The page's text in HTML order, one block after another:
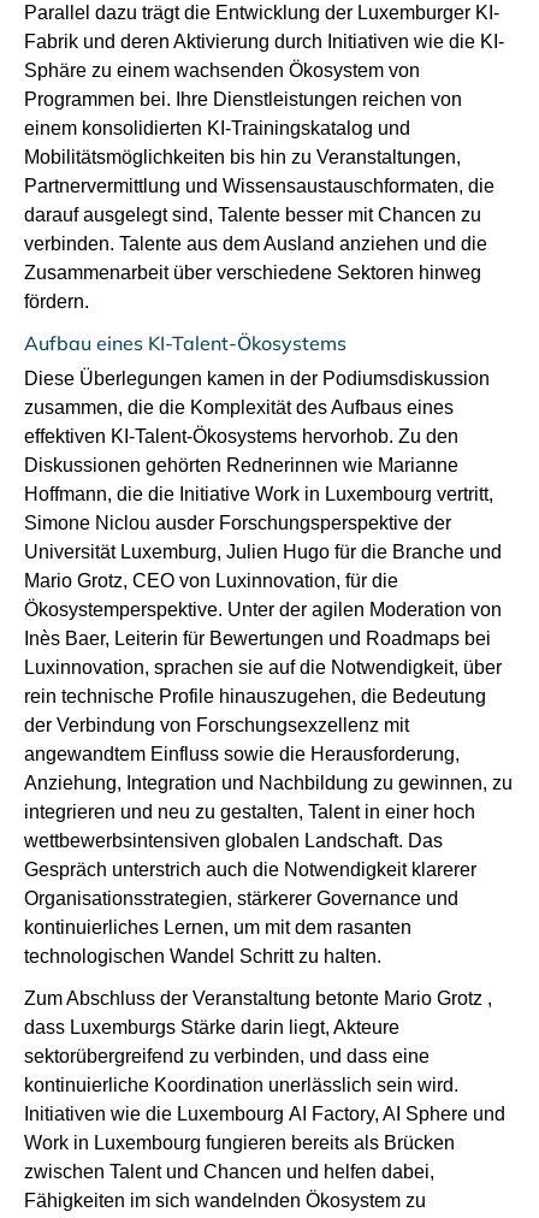
Parallel dazu trägt die Entwicklung der Luxemburger KI-
Fabrik und deren Aktivierung durch Initiativen wie die KI-
Sphäre zu einem wachsenden Ökosystem von
Programmen bei. Ihre Dienstleistungen reichen von
einem konsolidierten KI-Trainingskatalog und
Mobilitätsmöglichkeiten bis hin zu Veranstaltungen,
Partnervermittlung und Wissensaustauschformaten, die
darauf ausgelegt sind, Talente besser mit Chancen zu
verbinden. Talente aus dem Ausland anziehen und die
Zusammenarbeit über verschiedene Sektoren hinweg
fördern.
Aufbau eines KI-Talent-Ökosystems
Diese Überlegungen kamen in der Podiumsdiskussion
zusammen, die die Komplexität des Aufbaus eines
effektiven KI-Talent-Ökosystems hervorhob. Zu den
Diskussionen gehörten Rednerinnen wie Marianne
Hoffmann, die die Initiative Work in Luxembourg vertritt,
Simone Niclou ausder Forschungsperspektive der
Universität Luxemburg, Julien Hugo für die Branche und
Mario Grotz, CEO von Luxinnovation, für die
Ökosystemperspektive. Unter der agilen Moderation von
Inès Baer, Leiterin für Bewertungen und Roadmaps bei
Luxinnovation, sprachen sie auf die Notwendigkeit, über
rein technische Profile hinauszugehen, die Bedeutung
der Verbindung von Forschungsexzellenz mit
angewandtem Einfluss sowie die Herausforderung,
Anziehung, Integration und Nachbildung zu gewinnen, zu
integrieren und neu zu gestalten, Talent in einer hoch
wettbewerbsintensiven globalen Landschaft. Das
Gespräch unterstrich auch die Notwendigkeit klarerer
Organisationsstrategien, stärkerer Governance und
kontinuierliches Lernen, um mit dem rasanten
technologischen Wandel Schritt zu halten.
Zum Abschluss der Veranstaltung betonte Mario Grotz ,
dass Luxemburgs Stärke darin liegt, Akteure
sektorübergreifend zu verbinden, und dass eine
kontinuierliche Koordination unerlässlich sein wird.
Initiativen wie die Luxembourg AI Factory, AI Sphere und
Work in Luxembourg fungieren bereits als Brücken
zwischen Talent und Chancen und helfen dabei,
Fähigkeiten im sich wandelnden Ökosystem zu